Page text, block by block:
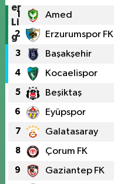
1 Amed
2 Erzurumspor FK
3 Başakşehir
4 Kocaelispor
5 Beşiktaş
6 Eyüpspor
7 Galatasaray
8 Çorum FK
9 Gaziantep FK